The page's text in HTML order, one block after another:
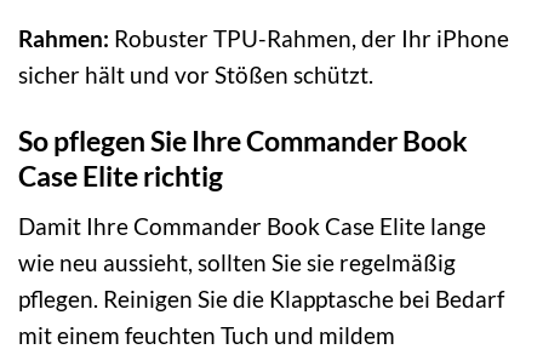
Rahmen: Robuster TPU-Rahmen, der Ihr iPhone
sicher hält und vor Stößen schützt.
So pflegen Sie Ihre Commander Book
Case Elite richtig
Damit Ihre Commander Book Case Elite lange
wie neu aussieht, sollten Sie sie regelmäßig
pflegen. Reinigen Sie die Klapptasche bei Bedarf
mit einem feuchten Tuch und mildem